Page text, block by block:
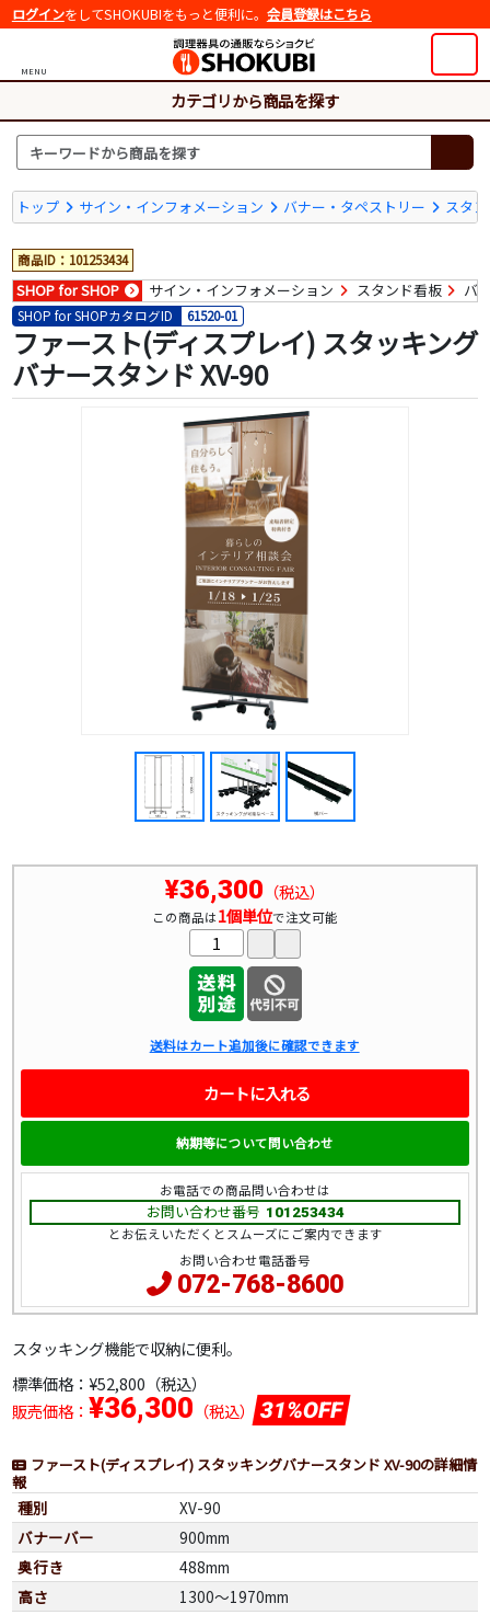
ログインをしてSHOKUBIをもっと便利に。 会員登録はこちら
MENU
カテゴリから商品を探す
トップ サイン・インフォメーション バナー・タペストリー スタ
商品ID：101253434
SHOP for SHOP サイン・インフォメーション スタンド看板 バ
SHOP for SHOPカタログID 61520-01
ファースト(ディスプレイ) スタッキング
バナースタンド XV-90
スタッキング機能で収納に便利。
標準価格： ¥52,800（税込）
販売価格： ¥36,300 （税込） 31%OFF
ファースト(ディスプレイ) スタッキングバナースタンド XV-90の詳細情
報
種別
XV-90
バナーバー
900mm
奥行き
488mm
高さ
1300～1970mm
¥36,300 （税込）
この商品は1個単位で注文可能
送料はカート追加後に確認できます
カートに入れる
納期等について問い合わせ
お電話での商品問い合わせは
お問い合わせ番号 101253434
とお伝えいただくとスムーズにご案内できます
お問い合わせ電話番号
072-768-8600